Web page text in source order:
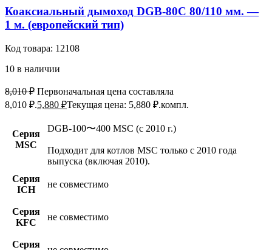
Коаксиальный дымоход DGB-80C 80/110 мм. —
1 м. (европейский тип)
Код товара: 12108
10 в наличии
8,010₽ Первоначальная цена составляла
8,010 ₽.5,880 ₽Текущая цена: 5,880 ₽.компл.
Серия
MSC
DGB-100〜400 MSC (c 2010 г.)
Подходит для котлов MSC только с 2010 года
выпуска (включая 2010).
Серия
ICH
не совместимо
Серия
KFC
не совместимо
Серия